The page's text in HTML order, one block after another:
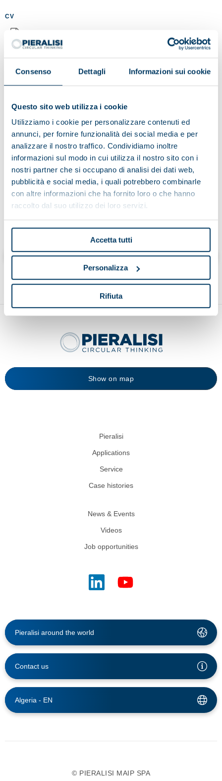
Consenso Dettagli Informazioni sui cookie
Questo sito web utilizza i cookie
Utilizziamo i cookie per personalizzare contenuti ed
annunci, per fornire funzionalità dei social media e per
analizzare il nostro traffico. Condividiamo inoltre
informazioni sul modo in cui utilizza il nostro sito con i
nostri partner che si occupano di analisi dei dati web,
pubblicità e social media, i quali potrebbero combinarle
con altre informazioni che ha fornito loro o che hanno
raccolto dal suo utilizzo dei loro servizi.
Accetta tutti
Personalizza
Rifiuta
CV
Maximum size 5MB (.pdf)
MESSAGE
Cliccando “invia” dichiaro di aver letto l’informativa
Send
Show on map
Pieralisi
Applications
Service
Case histories
News & Events
Videos
Job opportunities
Pieralisi around the world
Contact us
Algeria - EN
© PIERALISI MAIP SPA